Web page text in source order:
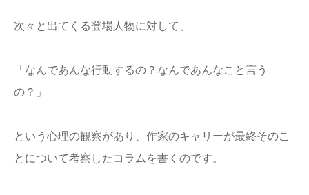
次々と出てくる登場人物に対して、
「なんであんな行動するの？なんであんなこと言う
の？」
という心理の観察があり、作家のキャリーが最終そのこ
とについて考察したコラムを書くのです。